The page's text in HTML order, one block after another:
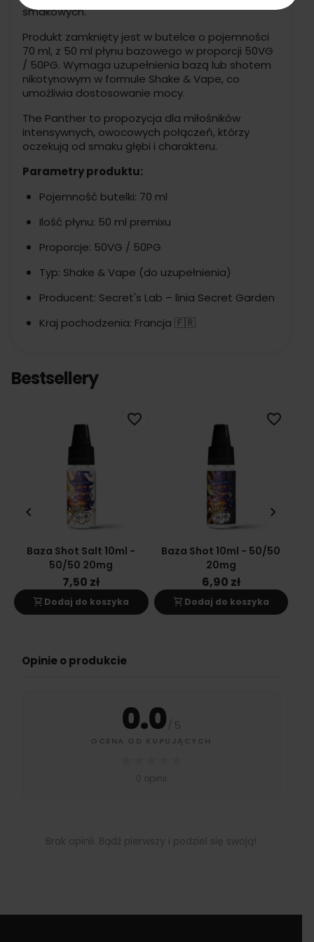
smakowych.
Produkt zamknięty jest w butelce o pojemności
70 ml, z 50 ml płynu bazowego w proporcji 50VG
/ 50PG. Wymaga uzupełnienia bazą lub shotem
nikotynowym w formule Shake & Vape, co
umożliwia dostosowanie mocy.
The Panther to propozycja dla miłośników
intensywnych, owocowych połączeń, którzy
oczekują od smaku głębi i charakteru.
Parametry produktu:
Pojemność butelki: 70 ml
Ilość płynu: 50 ml premixu
Proporcje: 50VG / 50PG
Typ: Shake & Vape (do uzupełnienia)
Producent: Secret's Lab – linia Secret Garden
Kraj pochodzenia: Francja 🇫🇷
Bestsellery
Baza Shot Salt 10ml -
50/50 20mg
7,50 zł
shopping_cart Dodaj do koszyka
favorite_border
Baza Shot 10ml - 50/50
20mg
6,90 zł
shopping_cart Dodaj do koszyka
favorite_border
keyboard_arrow_left keyboard_arrow_right
Opinie o produkcie
0.0/ 5
OCENA OD KUPUJĄCYCH
0 opinii
Brak opinii. Bądź pierwszy i podziel się swoją!